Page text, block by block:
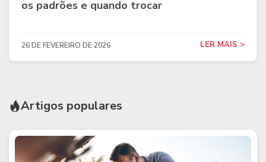
os padrões e quando trocar
26 DE FEVEREIRO DE 2026 LER MAIS >
Artigos populares